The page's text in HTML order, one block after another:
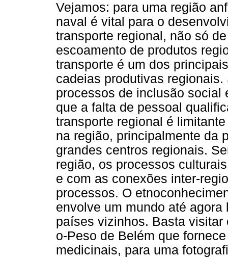
Vejamos: para uma região
naval é vital para o
transporte regional, não só
escoamento de produtos
transporte é um dos
cadeias produtivas
processos de inclusão social
que a falta de pessoal
transporte regional é
na região, principalmente da
grandes centros regionais.
região, os processos
e com as conexões inter-
processos. O
envolve um mundo até
países vizinhos. Basta
o-Peso de Belém que
medicinais, para uma